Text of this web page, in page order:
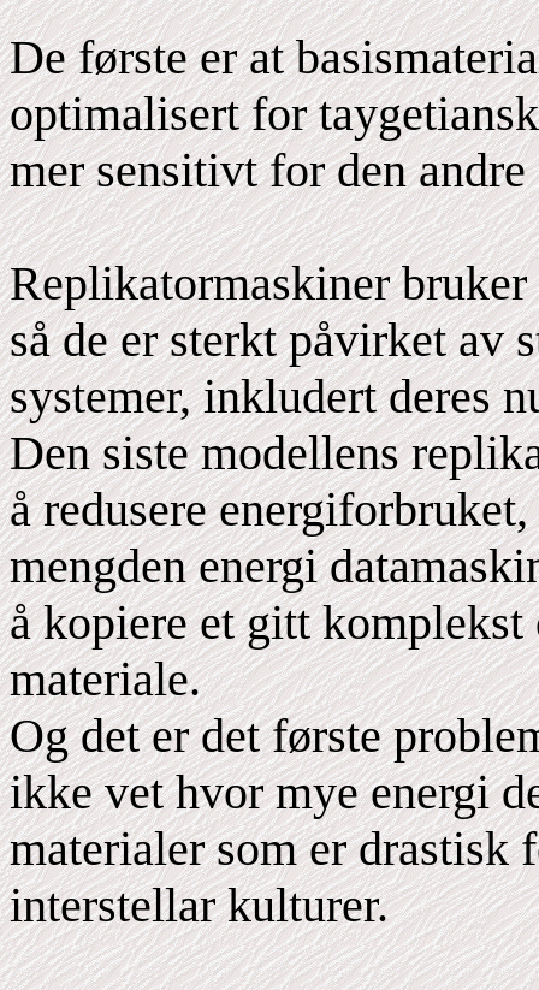
De første er at
optimalisert for
mer sensitivt for den
Replikatormaskiner
så de er sterkt påvirket av
systemer, inkludert deres
Den siste modellens
å redusere
mengden energi
å kopiere et gitt
materiale.
Og det er det første
ikke vet hvor mye energi
materialer som er drastisk
interstellar kulturer.